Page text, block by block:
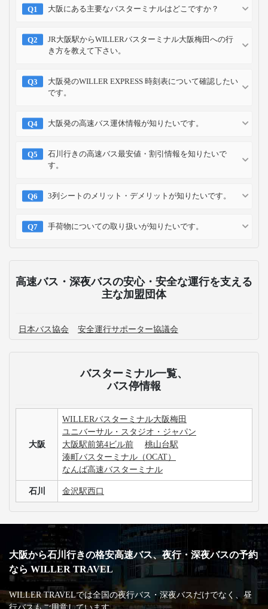
大阪にある主要なバスターミナルはどこですか？
JR大阪駅からWILLERバスターミナル大阪梅田への行
き方を教えて下さい。
大阪発のWILLER EXPRESS 時刻表について確認したい
です。
大阪発の高速バス運休情報が知りたいです。
石川行きの高速バス最安値・割引情報を知りたいで
す。
3列シートのメリット・デメリットが知りたいです。
手荷物についての取り扱いが知りたいです。
高速バス・深夜バスの安心・安全な運行を支える
主な加盟団体
日本バス協会 安全運行サポーター協議会
バスターミナル一覧、
バス停情報
大阪
WILLERバスターミナル大阪梅田
ユニバーサル・スタジオ・ジャパン
大阪駅前第4ビル前
桃山台駅
湊町バスターミナル（OCAT）
なんば高速バスターミナル
石川 金沢駅西口
大阪から石川行きの格安高速バス、夜行・深夜バスの予約
なら WILLER TRAVEL
WILLER TRAVELでは全国の夜行バス・深夜バスだけでなく、昼